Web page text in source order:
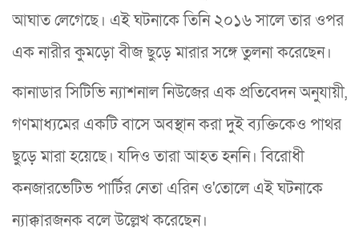
আঘাত লেগেছে। এই ঘটনাকে তিনি ২০১৬ সালে তার ওপর
এক নারীর কুমড়ো বীজ ছুড়ে মারার সঙ্গে তুলনা করেছেন।
কানাডার সিটিভি ন্যাশনাল নিউজের এক প্রতিবেদন অনুযায়ী,
গণমাধ্যমের একটি বাসে অবস্থান করা দুই ব্যক্তিকেও পাথর
ছুড়ে মারা হয়েছে। যদিও তারা আহত হননি। বিরোধী
কনজারভেটিভ পার্টির নেতা এরিন ও'তোলে এই ঘটনাকে
ন্যাক্কারজনক বলে উল্লেখ করেছেন।